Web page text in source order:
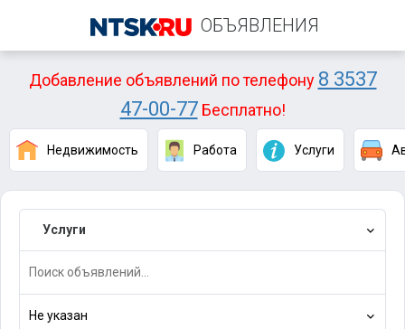
ОБЪЯВЛЕНИЯ
Добавление объявлений по телефону 8 3537
47-00-77Бесплатно!
Недвижимость Работа Услуги
Услуги
Не указан